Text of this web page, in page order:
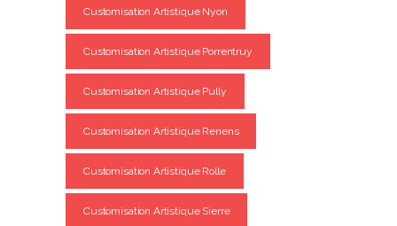
Customisation Artistique Nyon
Customisation Artistique Porrentruy
Customisation Artistique Pully
Customisation Artistique Renens
Customisation Artistique Rolle
Customisation Artistique Sierre